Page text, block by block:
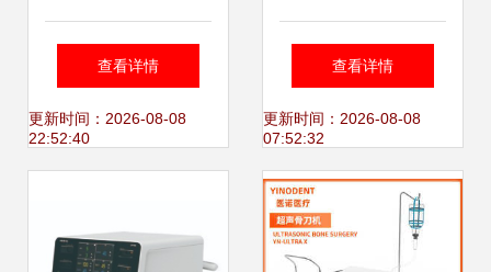
波清洗设备行业的
领航者
查看详情
更新时间：2026-08-08
22:52:40
波首选艺丰超 品质
与高科技的行业标
杆
查看详情
更新时间：2026-08-08
07:52:32